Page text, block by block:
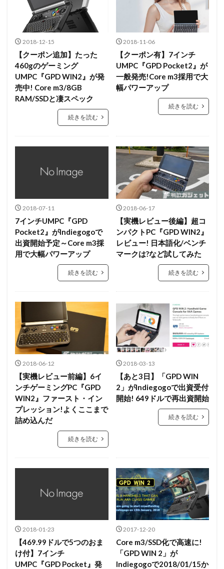
2018-12-15
【クーポン追加】たった
460gのゲーミング
UMPC『GPD WIN2』が発
売中! Core m3/8GB
RAM/SSDと凄スペック
続きを読む
2018-11-06
【クーポン有】7インチ
UMPC『GPD Pocket2』が
一般発売!Core m3採用で大
幅パワーアップ
続きを読む
2018-07-11
7インチUMPC『GPD
Pocket2』がIndiegogoで
出資開始予定～Core m3採
用で大幅パワーアップ
続きを読む
2018-06-17
【実機レビュー後編】超コ
ンパクトPC『GPD WIN2』
レビュー! 日本語化/ベンチ
マークは?など試してみた
続きを読む
2018-06-12
【実機レビュー前編】6イ
ンチゲーミングPC『GPD
WIN2』ファースト・イン
プレッション!よくここまで
詰め込んだ
続きを読む
2018-03-13
【あと3日】「GPD WIN
2」がIndiegogoで出資受付
開始! 649ドルで再出資開始
続きを読む
2018-01-23
【469.99ドルで5つのおま
け付】7インチ
UMPC『GPD Pocket』発
2017-12-20
Core m3/SSD化で高速に!
「GPD WIN 2」が
Indiegogoで2018/01/15か